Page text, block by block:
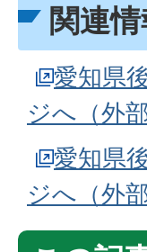
関連
愛知県
ジへ（外
愛知県
ジへ（外